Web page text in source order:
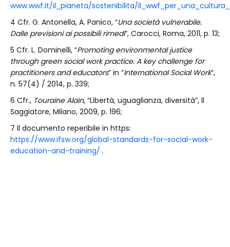
www.wwf.it/il_pianeta/sostenibilita/
4 Cfr. G. Antonella, A. Panico, “Una società vulnerabile.
Dalle previsioni ai possibili rimedi”, Carocci, Roma, 2011, p. 13;
5 Cfr. L. Dominelli, “Promoting environmental justice
through green social work practice. A key challenge for
practitioners and educators” in “International Social Work”,
n. 57(4) / 2014, p. 339;
6 Cfr., Touraine Alain, “Libertà, uguaglianza, diversità”, Il
Saggiatore, Milano, 2009, p. 196;
7 Il documento reperibile in https:
https://www.ifsw.org/global-standards-for-social-work-
education-and-training/ .